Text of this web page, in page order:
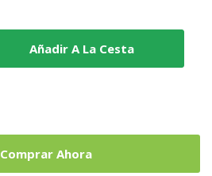
Añadir A La Cesta
Comprar Ahora